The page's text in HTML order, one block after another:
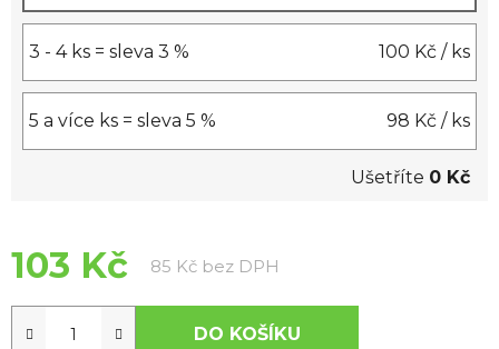
3 - 4 ks = sleva 3 % 100 Kč / ks
5 a více ks = sleva 5 % 98 Kč / ks
Ušetříte 0 Kč
103 Kč 85 Kč bez DPH
DO KOŠÍKU